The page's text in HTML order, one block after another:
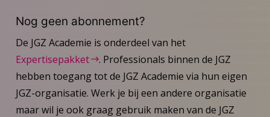
Nog geen abonnement?
De JGZ Academie is onderdeel van het
Expertisepakket
. Professionals binnen de JGZ
hebben toegang tot de JGZ Academie via hun eigen
JGZ-organisatie. Werk je bij een andere organisatie
maar wil je ook graag gebruik maken van de JGZ